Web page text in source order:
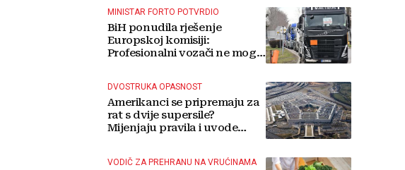
MINISTAR FORTO POTVRDIO
BiH ponudila rješenje
Europskoj komisiji:
Profesionalni vozači ne mogu
DVOSTRUKA OPASNOST
Amerikanci se pripremaju za
rat s dvije supersile?
Mijenjaju pravila i uvode
VODIČ ZA PREHRANU NA VRUĆINAMA